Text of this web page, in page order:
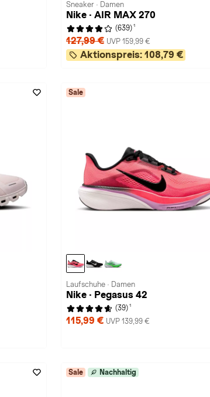
Sneaker · Damen
Nike · AIR MAX 270
(639) 1
127,99 € UVP 159,99 €
Aktionspreis: 108,79 €
Sale
Laufschuhe · Damen
Nike · Pegasus 42
(39) 1
115,99 € UVP 139,99 €
Sale Nachhaltig